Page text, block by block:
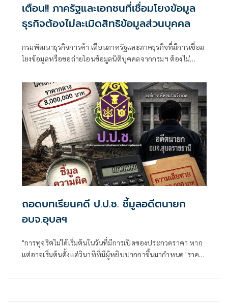
เตือน!! ภาครัฐและเอกชนที่เชื่อมโยงข้อมูล
ธุรกิจต้องไม่ละเมิดสิทธิข้อมูลส่วนบุคคล
กรมพัฒนาธุรกิจการค้า เตือนภาครัฐและภาคธุรกิจที่มีการเชื่อม
โยงข้อมูลหรือขอถ่ายโอนข้อมูลนิติบุคคลจากกรมฯ ต้องไม่
โดยไม่ได้รับอนุญาต เป็นการละเมิดสิทธิตามกฎหมาย PDPA ย้ำ
หากไม่ปฏิบัติตามหรือฝ่าฝืนจะมีความรับผิดทั้งซึ่งมีความผิดทั้ง
ทางแพ่ง ทางอาญา และทางปกครอง
ถอดบทเรียนคดี ป.ป.ช. ชี้มูลอดีตนายก
อบจ.อุบลฯ
"การทุจริตไม่ได้เริ่มต้นในวันที่มีการเปิดซองประกวดราคา หาก
แต่อาจเริ่มต้นตั้งแต่วินาทีที่มีผู้หยิบปากกาขึ้นมากำหนด 'ราคา